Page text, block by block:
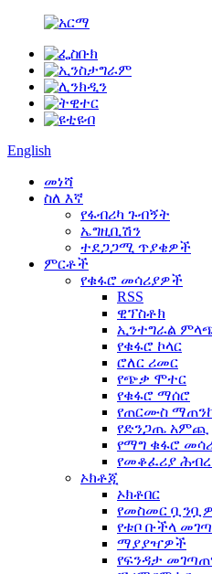
English
መነሻ
ስለ እኛ
የፋብሪካ ጉብኝት
ኤግዚቢሽን
ተደጋጋሚ ጥያቄዎች
ምርቶች
የቁፋሮ መሳሪያዎች
RSS
ዊፕስቶክ
ኢንተግራል
የቁፋሮ ኮላር
ሮለር ሪመር
የጭቃ ሞተር
የቁፋሮ ማሰሮ
የጠርሙስ
የድንጋጤ አምጪ
የማግ ቁፋሮ
የመቆፈሪያ
ኦክቶጂ
ኦክቶበር
የመስመር
የቱቦ ቡችላ
ማያያዣዎች
የፍንዳታ